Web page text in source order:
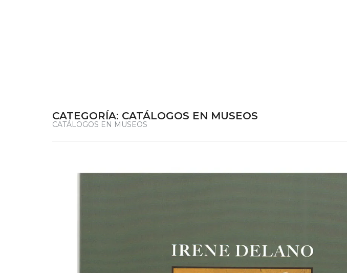
CATEGORÍA: CATÁLOGOS EN MUSEOS
CATÁLOGOS EN MUSEOS